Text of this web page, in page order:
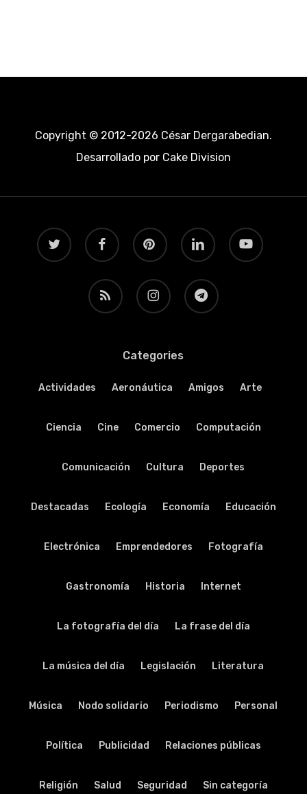
Copyright © 2012-2026 César Dergarabedian.
Desarrollado porCake Division
twitter facebook pinterest linkedin youtube
RSS instagram telegram
Categories
Actividades Aeronáutica Amigos Arte
Ciencia Cine Comercio Computación
Comunicación Cultura Deportes
Destacadas Ecología Economía Educación
Electrónica Emprendedores Fotografía
Gastronomía Historia Internet
La fotografía del día La frase del día
La música del día Legislación Literatura
Música Nodo solidario Periodismo Personal
Política Publicidad Relaciones públicas
Religión Salud Seguridad Sin categoría